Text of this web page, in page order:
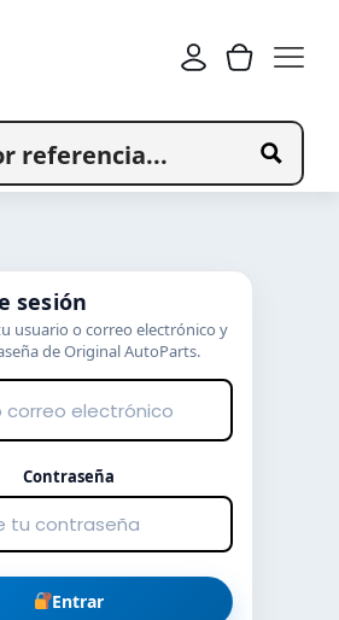
sesión
usuario o correo electrónico y
de Original AutoParts.
Contraseña
Entrar